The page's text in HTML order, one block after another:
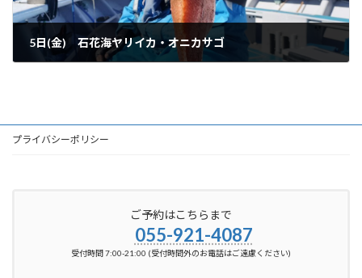
5日(金) 石花海ヤリイカ・オニカサゴ
プライバシーポリシー
ご予約はこちらまで
055-921-4087
受付時間 7:00-21:00 (受付時間外のお電話はご遠慮ください)